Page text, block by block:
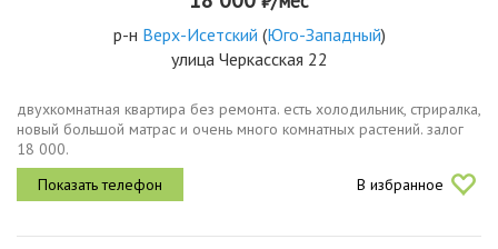
р-н Верх-Исетский (Юго-Западный)
улица Черкасская 22
двухкомнатная квартира без ремонта. есть холодильник, стриралка,
новый большой матрас и очень много комнатных растений. залог
18 000.
В избранное